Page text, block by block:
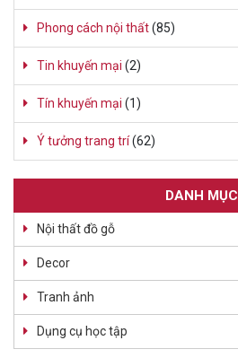
Phong cách nội thất(85)
Tin khuyến mại (2)
Tín khuyến mại (1)
Ý tưởng trang trí(62)
DANH MỤC
Nội thất đồ gỗ
Decor
Tranh ảnh
Dụng cụ học tập